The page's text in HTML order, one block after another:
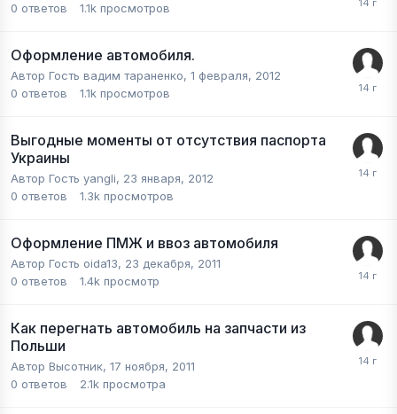
0 ответов 1.1k просмотров
Оформление автомобиля.
Автор Гость вадим тараненко, 1 февраля, 2012
0 ответов 1.1k просмотров
Выгодные моменты от отсутствия паспорта
Украины
Автор Гость yangli, 23 января, 2012
0 ответов 1.3k просмотров
Оформление ПМЖ и ввоз автомобиля
Автор Гость oida13, 23 декабря, 2011
0 ответов 1.4k просмотр
Как перегнать автомобиль на запчасти из
Польши
Автор Высотник, 17 ноября, 2011
0 ответов 2.1k просмотра